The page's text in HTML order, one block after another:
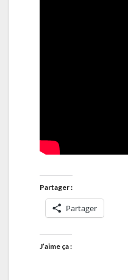
Partager :
Partager
J’aime ça :